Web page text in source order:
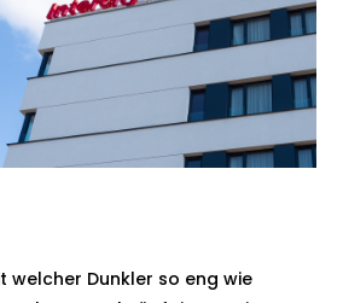
welcher Dunkler so eng wie